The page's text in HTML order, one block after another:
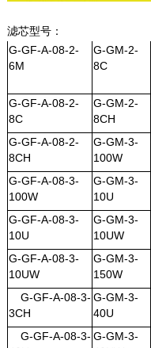
滤芯型号：
G-GF-A-08-2-
6M
G-GM-2-
8C
G-GF-A-08-2-
8C
G-GM-2-
8CH
G-GF-A-08-2-
8CH
G-GM-3-
100W
G-GF-A-08-3-
100W
G-GM-3-
10U
G-GF-A-08-3-
10U
G-GM-3-
10UW
G-GF-A-08-3-
10UW
G-GM-3-
150W
G-GF-A-08-3-
3CH
G-GM-3-
40U
G-GF-A-08-3- G-GM-3-